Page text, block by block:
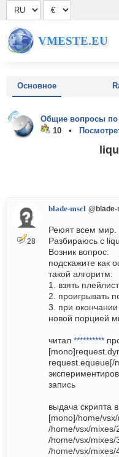
VMESTE.EU
Основное
Общие вопросы по
10 •
28
blade-mscl @blade-
Реюят всем мир.
Разбираюсь с
Возник вопрос:
подскажите как
такой алгоритм:
1. взять
2. проигрывать
3. при окончании
новой порцией
читал **********
request.equeue[/
запись
выдача
[mono]/home/
/home/vsx/mixes/
/home/vsx/mixes/
/home/vsx/mixes/